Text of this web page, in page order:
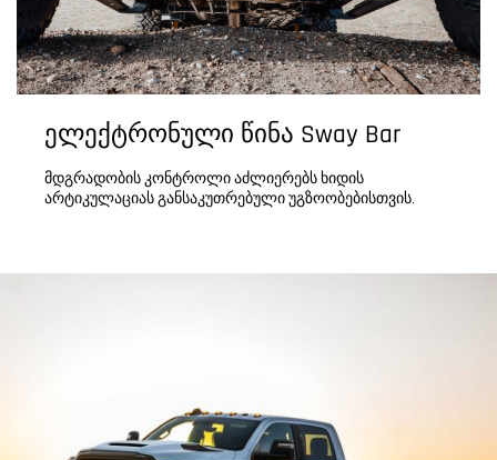
ელექტრონული წინა Sway Bar
მდგრადობის კონტროლი აძლიერებს ხიდის
არტიკულაციას განსაკუთრებული უგზოობებისთვის.